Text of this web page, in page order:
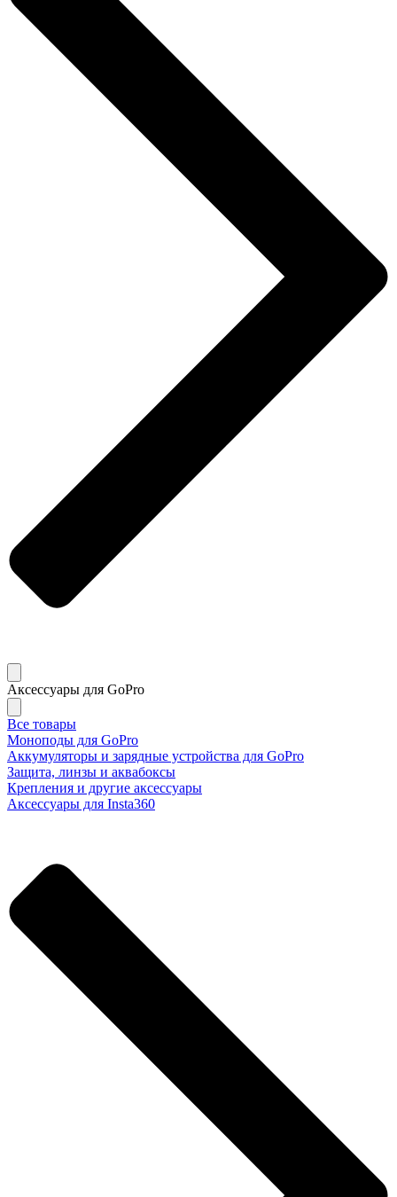
Аксессуары для GoPro
Все товары
Моноподы для GoPro
Аккумуляторы и зарядные устройства для GoPro
Защита, линзы и аквабоксы
Крепления и другие аксессуары
Аксессуары для Insta360